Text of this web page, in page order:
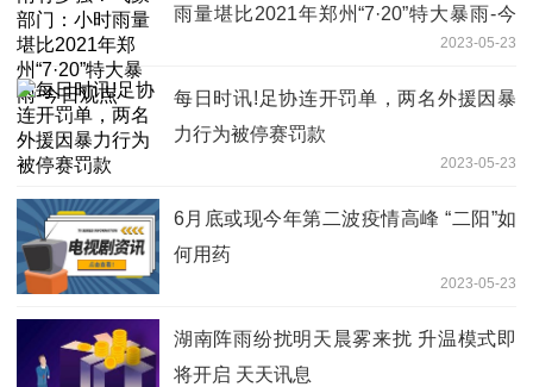
雨量堪比2021年郑州“7·20”特大暴雨-今
2023-05-23
每日时讯!足协连开罚单，两名外援因暴
力行为被停赛罚款
2023-05-23
6月底或现今年第二波疫情高峰 “二阳”如
何用药
2023-05-23
湖南阵雨纷扰明天晨雾来扰 升温模式即
将开启 天天讯息